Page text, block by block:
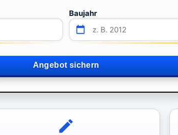
Baujahr
Angebot sichern